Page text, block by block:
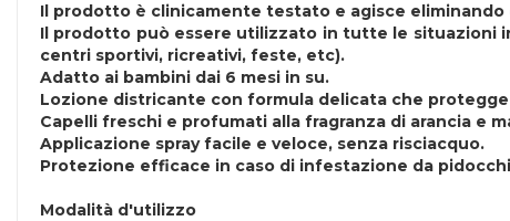
Il prodotto è clinicamente testato e agisce
Il prodotto può essere utilizzato in tutte le situazioni
centri sportivi, ricreativi, feste, etc).
Adatto ai bambini dai 6 mesi in su.
Lozione districante con formula delicata che
Capelli freschi e profumati alla fragranza di arancia e
Applicazione spray facile e veloce, senza risciacquo.
Protezione efficace in caso di infestazione da
Modalità d'utilizzo